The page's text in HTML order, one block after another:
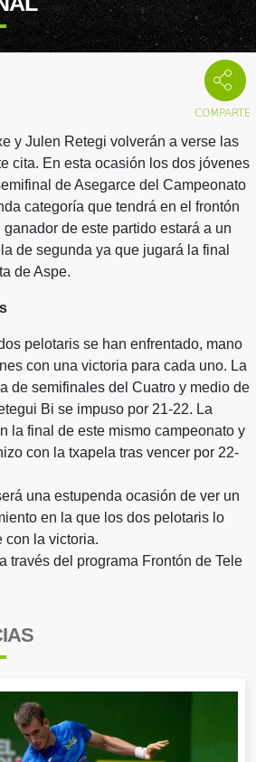
y Julen Retegi volverán a verse las
cita. En esta ocasión los dos jóvenes
de Asegarce del Campeonato
categoría que tendrá en el frontón
de este partido estará a un
de segunda ya que jugará la final
de Aspe.
pelotaris se han enfrentado, mano
con una victoria para cada uno. La
de semifinales del Cuatro y medio de
Bi se impuso por 21-22. La
la final de este mismo campeonato y
con la txapela tras vencer por 22-
una estupenda ocasión de ver un
en la que los dos pelotaris lo
con la victoria.
través del programa Frontón de Tele